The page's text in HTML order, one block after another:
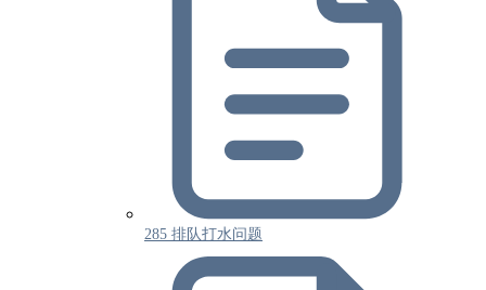
285 排队打水问题